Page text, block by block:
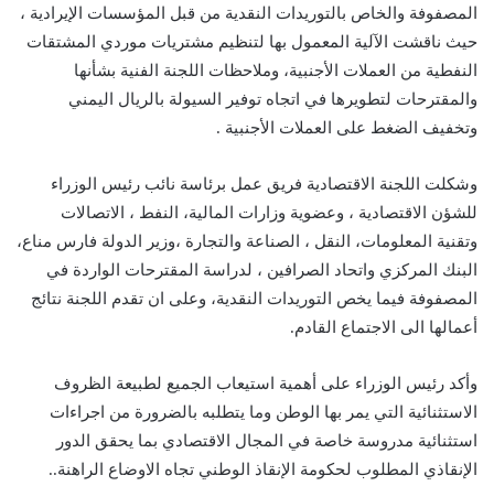
المصفوفة والخاص بالتوريدات النقدية من قبل المؤسسات الإيرادية ،
حيث ناقشت الآلية المعمول بها لتنظيم مشتريات موردي المشتقات
النفطية من العملات الأجنبية، وملاحظات اللجنة الفنية بشأنها
والمقترحات لتطويرها في اتجاه توفير السيولة بالريال اليمني
وتخفيف الضغط على العملات الأجنبية .
وشكلت اللجنة الاقتصادية فريق عمل برئاسة نائب رئيس الوزراء
للشؤن الاقتصادية ، وعضوية وزارات المالية، النفط ، الاتصالات
وتقنية المعلومات، النقل ، الصناعة والتجارة ،وزير الدولة فارس مناع،
البنك المركزي واتحاد الصرافين ، لدراسة المقترحات الواردة في
المصفوفة فيما يخص التوريدات النقدية، وعلى ان تقدم اللجنة نتائج
أعمالها الى الاجتماع القادم.
وأكد رئيس الوزراء على أهمية استيعاب الجميع لطبيعة الظروف
الاستثنائية التي يمر بها الوطن وما يتطلبه بالضرورة من اجراءات
استثنائية مدروسة خاصة في المجال الاقتصادي بما يحقق الدور
الإنقاذي المطلوب لحكومة الإنقاذ الوطني تجاه الاوضاع الراهنة..